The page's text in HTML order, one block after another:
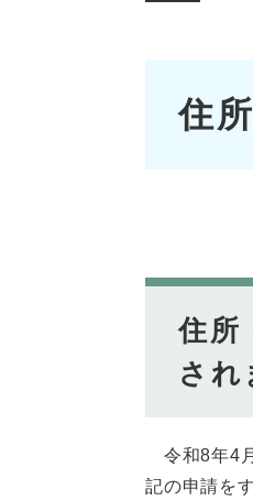
住
住所
され
令和8年4
記の申請を